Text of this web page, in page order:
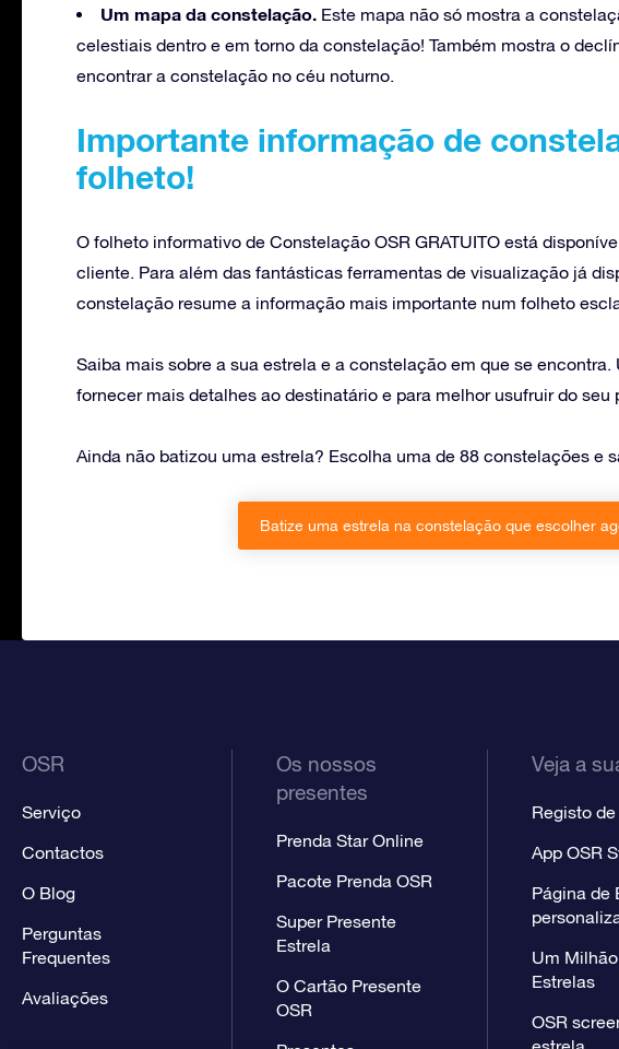
Um mapa da constelação. Este mapa não só mostra a
celestiais dentro e em torno da constelação! Também mostra o
encontrar a constelação no céu noturno.
Importante informação de
folheto!
O folheto informativo de Constelação OSR GRATUITO está
cliente. Para além das fantásticas ferramentas de visualização já
constelação resume a informação mais importante num folheto
Saiba mais sobre a sua estrela e a constelação em que se
fornecer mais detalhes ao destinatário e para melhor usufruir do seu
Ainda não batizou uma estrela? Escolha uma de 88 constelações e
Batize uma estrela na constelação que escolher
OSR
Serviço
Contactos
O Blog
Perguntas
Frequentes
Avaliações
Os nossos
presentes
Prenda Star Online
Pacote Prenda OSR
Super Presente
Estrela
O Cartão Presente
OSR
Veja a
Registo
App OSR
Página de
Um
Estrelas
OSR